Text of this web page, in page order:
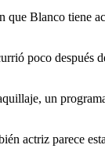
Blanco tiene
poco después
un
actriz parece